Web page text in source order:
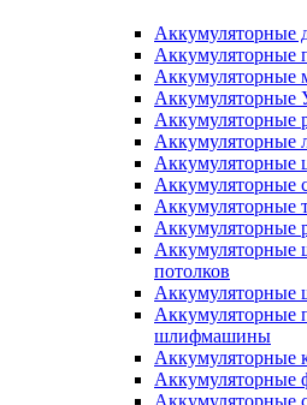
Аккумуляторные
Аккумуляторные
Аккумуляторные
Аккумуляторные
Аккумуляторные
Аккумуляторные
Аккумуляторные
Аккумуляторные
Аккумуляторные
Аккумуляторные
потолков
Аккумуляторные
шлифмашины
Аккумуляторные
Аккумуляторные
Аккумуляторные